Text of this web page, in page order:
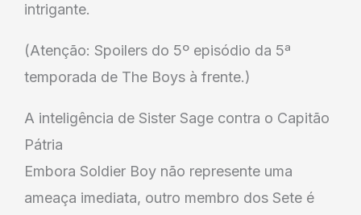
intrigante.
(Atenção: Spoilers do 5º episódio da 5ª
temporada de The Boys à frente.)
A inteligência de Sister Sage contra o Capitão
Pátria
Embora Soldier Boy não represente uma
ameaça imediata, outro membro dos Sete é